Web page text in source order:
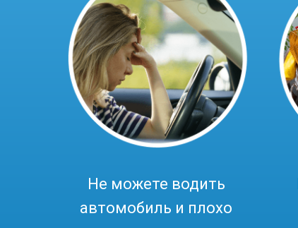
Не можете водить
автомобиль и плохо